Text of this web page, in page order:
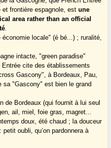
et frontière espagnole, estune
area rather than an official
.
locale" (é bé...) ; ruralité,
intacte, "green paradise"
cite des établissements
Gascony", à Bordeaux, Pau,
sa "Gascony" est bien le grand
de Bordeaux (qui fournit à lui seul
ail, miel, foie gras, magret...
doux, été chaud ; la douceur
petit oubli, qu’on pardonnera à